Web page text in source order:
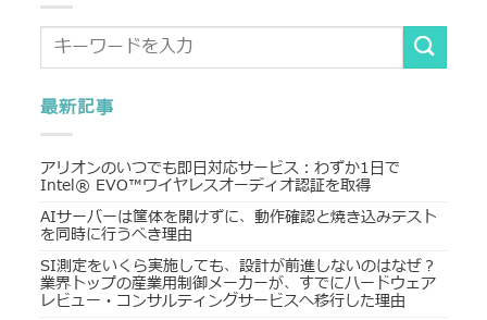
最新記事
アリオンのいつでも即日対応サービス：わずか1日で
Intel® EVO™ワイヤレスオーディオ認証を取得
AIサーバーは筐体を開けずに、動作確認と焼き込みテスト
を同時に行うべき理由
SI測定をいくら実施しても、設計が前進しないのはなぜ？
業界トップの産業用制御メーカーが、すでにハードウェア
レビュー・コンサルティングサービスへ移行した理由